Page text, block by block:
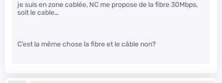
je suis en zone cablée, NC me propose de la fibre 30Mbps,
soit le cable…
C’est la même chose la fibre et le câble non?